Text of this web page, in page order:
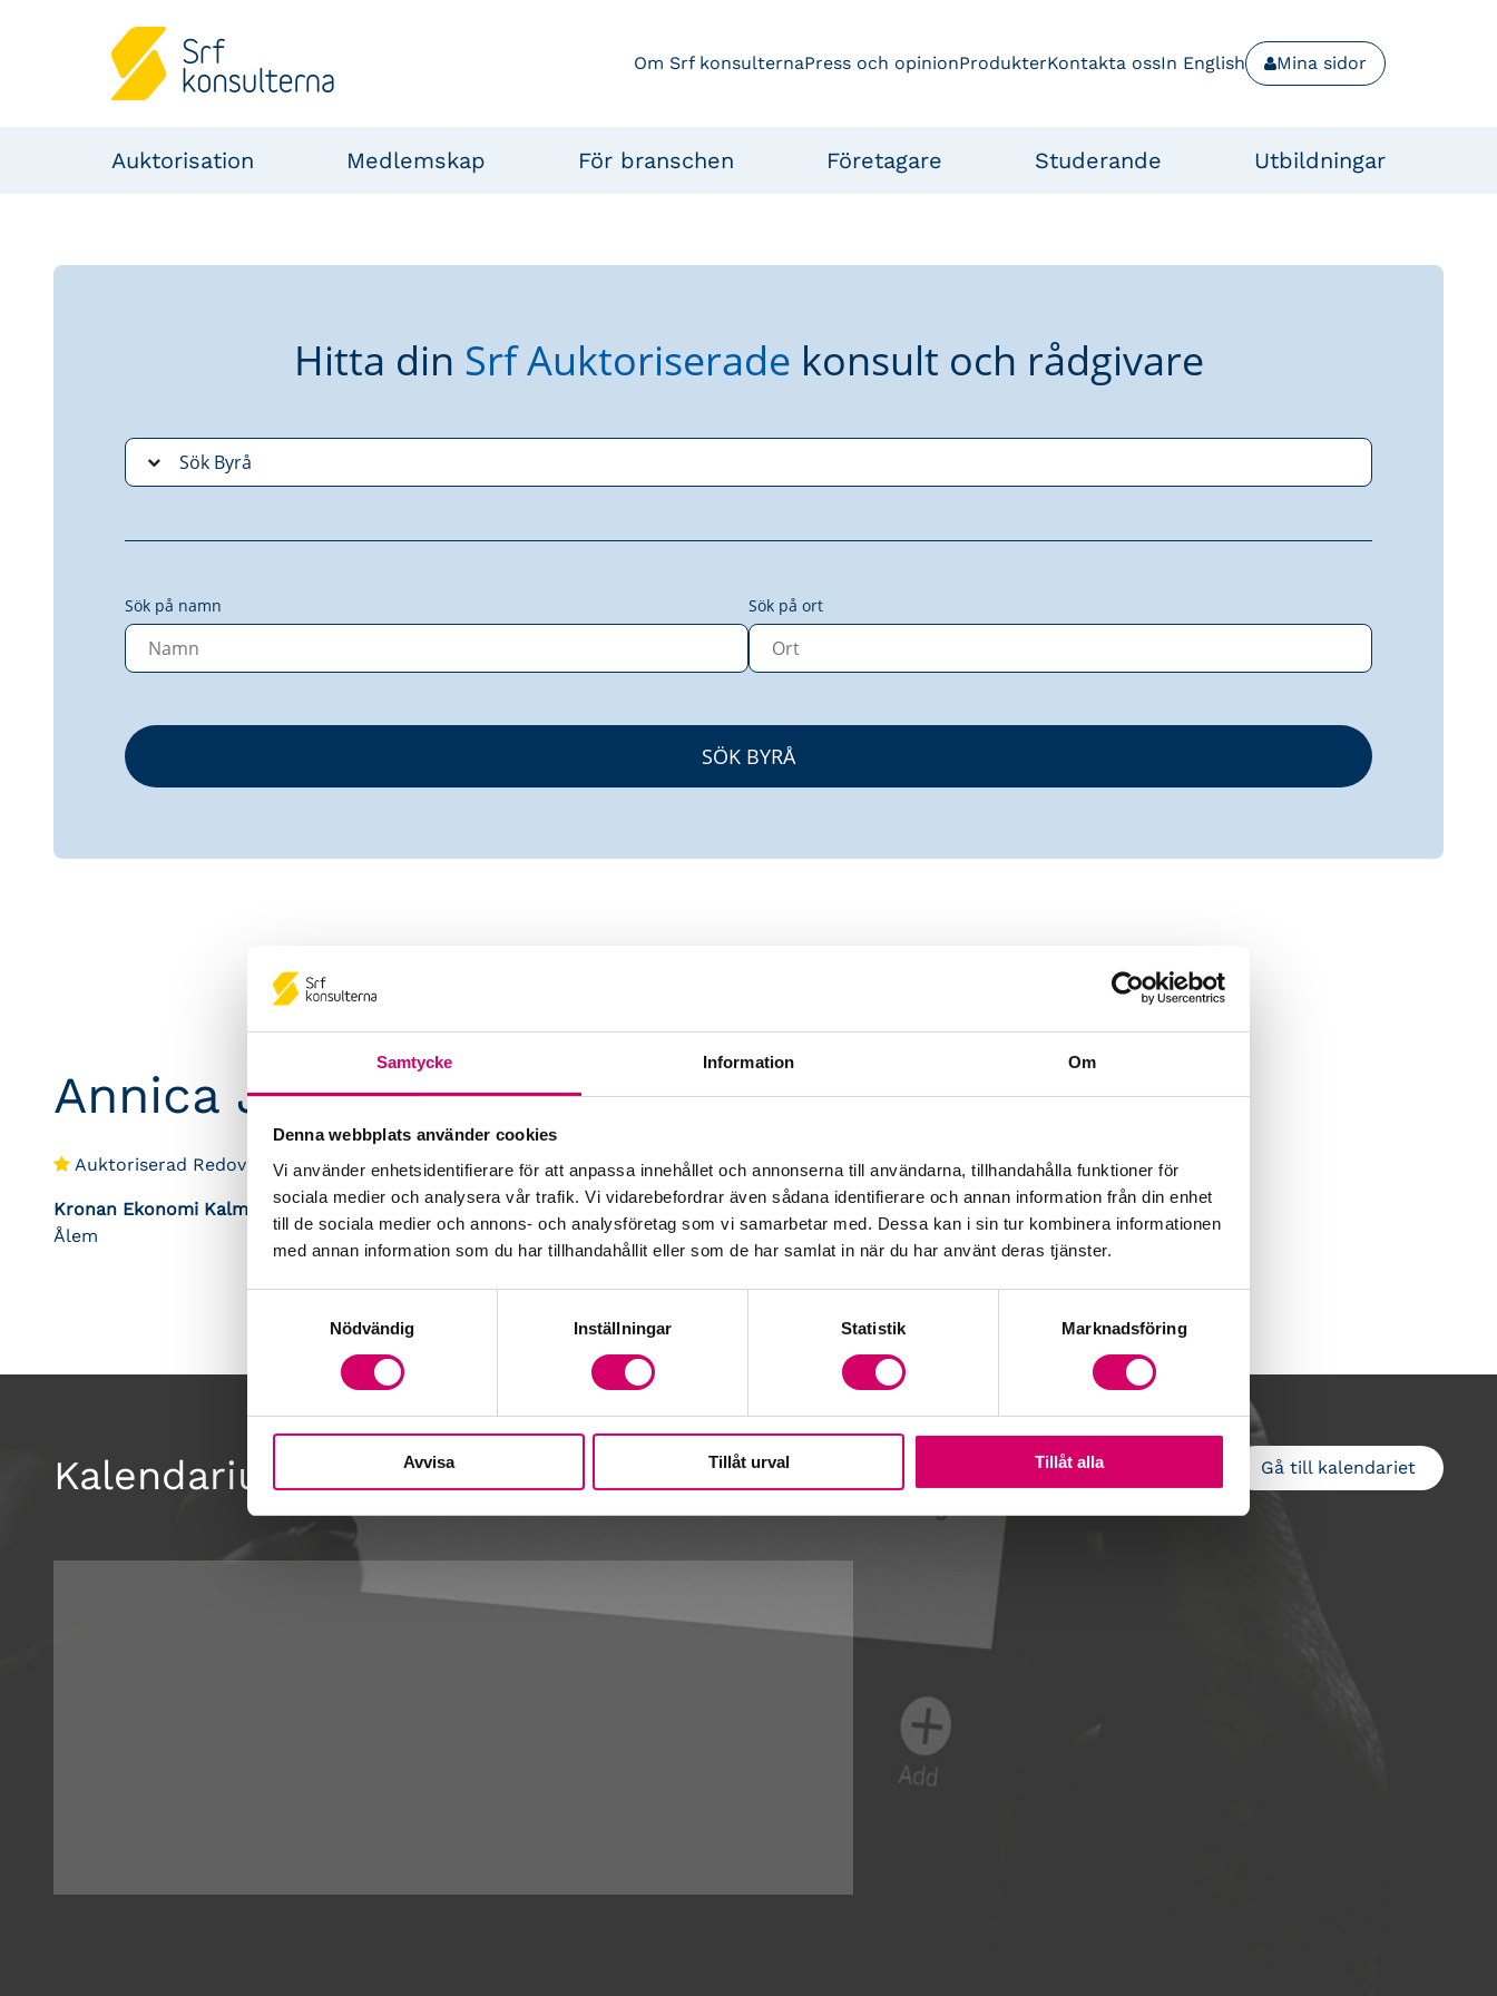
Samtycke Information Om
Denna webbplats använder cookies
Vi använder enhetsidentifierare för att anpassa innehållet och annonserna till användarna, tillhandahålla funktioner för
sociala medier och analysera vår trafik. Vi vidarebefordrar även sådana identifierare och annan information från din enhet
till de sociala medier och annons- och analysföretag som vi samarbetar med. Dessa kan i sin tur kombinera informationen
med annan information som du har tillhandahållit eller som de har samlat in när du har använt deras tjänster.
Nödvändig
Inställningar Statistik Marknadsföring
Avvisa Tillåt urval Tillåt alla
Om Srf konsulternaPress och opinionProdukterKontakta ossIn English Mina sidor
Auktorisation Medlemskap För branschen Företagare Studerande Utbildningar
Hitta din Srf Auktoriserade konsult och rådgivare
Sök på namn Sök på ort
Annica Johnsson
Auktoriserad Redovisningskonsult
Kronan Ekonomi Kalmar AB
Ålem
Kalendarium Gå till kalendariet
Lägg till i kalender